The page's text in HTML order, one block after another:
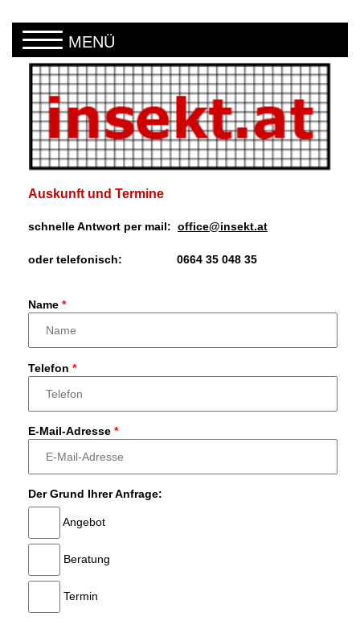
MENÜ
Auskunft und Termine
schnelle Antwort per mail: office@insekt.at
oder telefonisch: 0664 35 048 35
Name *
Telefon *
E-Mail-Adresse *
Der Grund Ihrer Anfrage:
Angebot
Beratung
Termin